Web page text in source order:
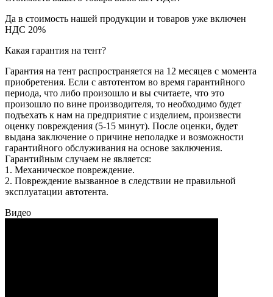
Да в стоимость нашей продукции и товаров уже включен
НДС 20%
Какая гарантия на тент?
Гарантия на тент распространяется на 12 месяцев с момента
приобретения. Если с автотентом во время гарантийного
периода, что либо произошло и вы считаете, что это
произошло по вине производителя, то необходимо будет
подъехать к нам на предприятие с изделием, произвести
оценку повреждения (5-15 минут). После оценки, будет
выдана заключение о причине неполадке и возможности
гарантийного обслуживания на основе заключения.
Гарантийным случаем не является:
1. Механическое повреждение.
2. Повреждение вызванное в следствии не правильной
эксплуатации автотента.
Видео